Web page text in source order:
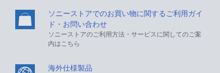
ソニーストアでのお買い物に関するご利用ガイ
ド・お問い合わせ
ソニーストアのご利用方法・サービスに関してのご案
内はこちら
海外仕様製品